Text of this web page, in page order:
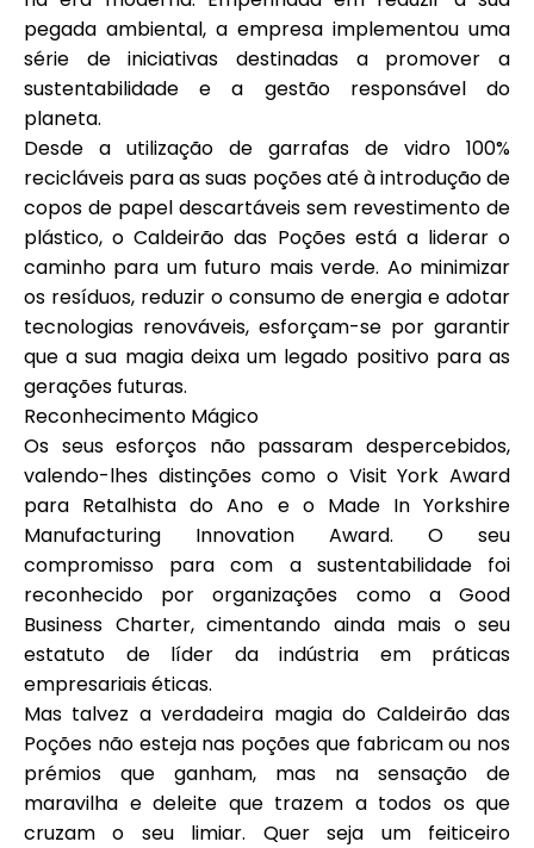
pegada ambiental, a empresa implementou uma
série de iniciativas destinadas a promover a
sustentabilidade e a gestão responsável do
planeta.
Desde a utilização de garrafas de vidro 100%
recicláveis para as suas poções até à introdução de
copos de papel descartáveis sem revestimento de
plástico, o Caldeirão das Poções está a liderar o
caminho para um futuro mais verde. Ao minimizar
os resíduos, reduzir o consumo de energia e adotar
tecnologias renováveis, esforçam-se por garantir
que a sua magia deixa um legado positivo para as
gerações futuras.
Reconhecimento Mágico
Os seus esforços não passaram despercebidos,
valendo-lhes distinções como o Visit York Award
para Retalhista do Ano e o Made In Yorkshire
Manufacturing Innovation Award. O seu
compromisso para com a sustentabilidade foi
reconhecido por organizações como a Good
Business Charter, cimentando ainda mais o seu
estatuto de líder da indústria em práticas
empresariais éticas.
Mas talvez a verdadeira magia do Caldeirão das
Poções não esteja nas poções que fabricam ou nos
prémios que ganham, mas na sensação de
maravilha e deleite que trazem a todos os que
cruzam o seu limiar. Quer seja um feiticeiro